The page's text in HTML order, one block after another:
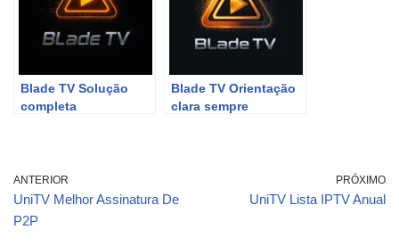
Blade TV Solução
completa
Blade TV Orientação
clara sempre
ANTERIOR
UniTV Melhor Assinatura De
P2P
PRÓXIMO
UniTV Lista IPTV Anual